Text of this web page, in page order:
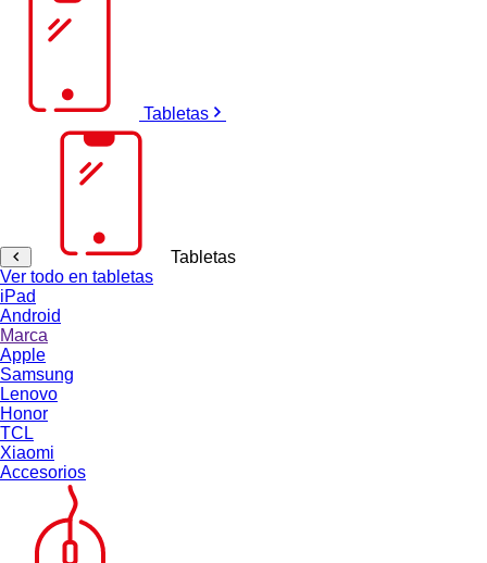
Tabletas
Tabletas
Ver todo en tabletas
iPad
Android
Marca
Apple
Samsung
Lenovo
Honor
TCL
Xiaomi
Accesorios